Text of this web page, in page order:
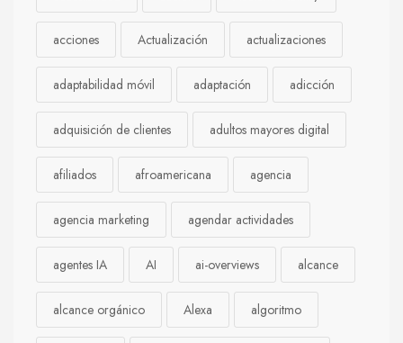
acciones Actualización actualizaciones
adaptabilidad móvil adaptación adicción
adquisición de clientes adultos mayores digital
afiliados afroamericana agencia
agencia marketing agendar actividades
agentes IA AI ai-overviews alcance
alcance orgánico Alexa algoritmo